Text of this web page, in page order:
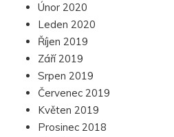
Únor 2020
Leden 2020
Říjen 2019
Září 2019
Srpen 2019
Červenec 2019
Květen 2019
Prosinec 2018